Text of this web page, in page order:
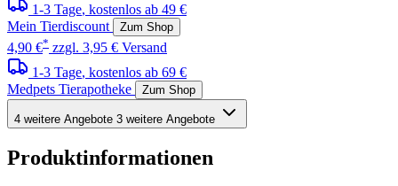
1-3 Tage, kostenlos ab 49 €
Mein Tierdiscount
Zum Shop
4,90 €* zzgl. 3,95 € Versand
1-3 Tage, kostenlos ab 69 €
Medpets Tierapotheke
Zum Shop
4 weitere Angebote 3 weitere Angebote
Produktinformationen